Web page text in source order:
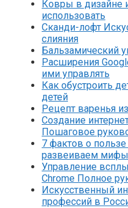
Ковры в дизайне
использовать
Сканди-лофт
слияния
Бальзамический
Расширения
ими управлять
Как обустроить
детей
Рецепт варенья
Создание
Пошаговое
7 фактов о
развеиваем мифы
Управление
Chrome Полное
Искусственный
профессий в